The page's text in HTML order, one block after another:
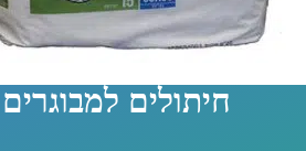
חיתולים